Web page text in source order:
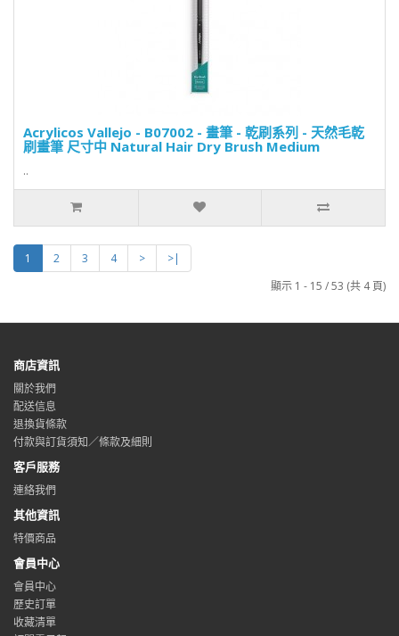
Acrylicos Vallejo - B07002 - 畫筆 - 乾刷系列 - 天然毛乾
刷畫筆 尺寸中 Natural Hair Dry Brush Medium
..
1 2 3 4 >
>|
顯示 1 - 15 / 53 (共 4 頁)
商店資訊
關於我們
配送信息
退換貨條款
付款與訂貨須知／條款及細則
客戶服務
連絡我們
其他資訊
特價商品
會員中心
會員中心
歷史訂單
收藏清單